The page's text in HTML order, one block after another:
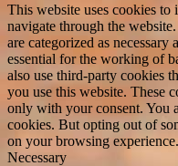
This website uses cookies
navigate through the
are categorized as
essential for the working of
also use third-party cookies
you use this website. These
only with your consent. You
cookies. But opting out of
on your browsing experience.
Necessary